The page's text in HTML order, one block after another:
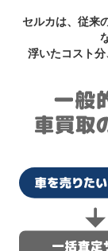
セルカは、従来
浮いたコスト